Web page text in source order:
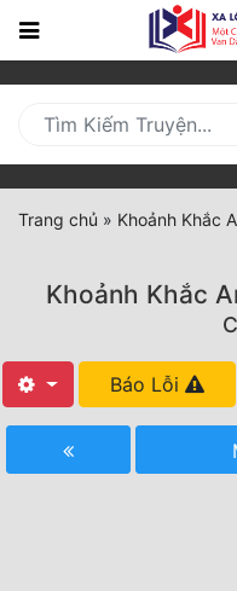
Trang
Mới
Cập
Nhật
(current)
Tất Cả
Trang chủ » Khoảnh Khắc
Khoảnh Khắc
Báo Lỗi